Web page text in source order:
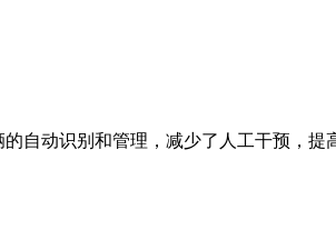
动识别和管理，减少了人工干预，提